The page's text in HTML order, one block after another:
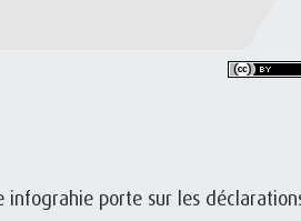
porte sur les